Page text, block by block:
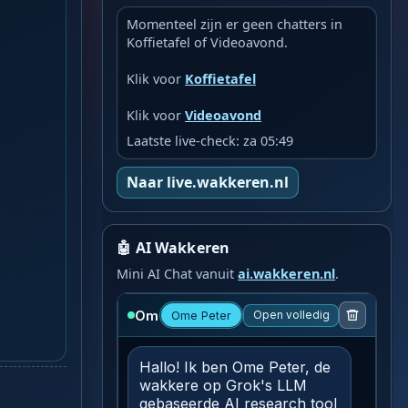
Momenteel zijn er geen chatters in
Koffietafel of Videoavond.
Klik voor Koffietafel
Klik voorVideoavond
Laatste live-check: za 05:49
Naar live.wakkeren.nl
🤖 AI Wakkeren
Mini AI Chat vanuitai.wakkeren.nl.